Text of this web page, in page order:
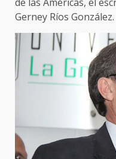
Gerney Ríos González.